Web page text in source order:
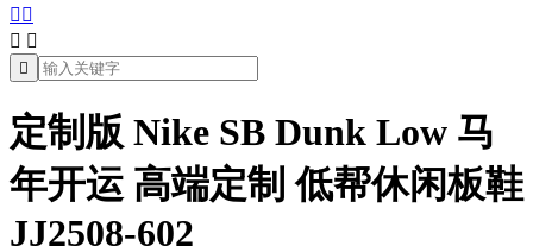
 
 

定制版 Nike SB Dunk Low 马
年开运 高端定制 低帮休闲板鞋
JJ2508-602